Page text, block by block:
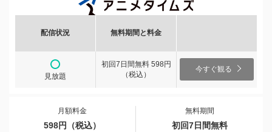
配信状況 無料期間と料金
見放題
初回7日間無料 598円
（税込）
今すぐ観る
月額料金
598円（税込）
無料期間
初回7日間無料